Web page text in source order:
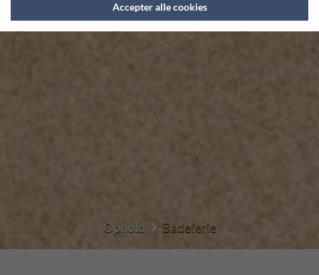
Ophold Badeferie
Accepter alle cookies